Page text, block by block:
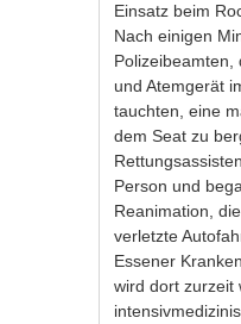
Einsatz beim
Nach einigen
Polizeibeamten,
und Atemgerät
tauchten, eine
dem Seat zu
Person und
Reanimation,
verletzte
Essener
wird dort zurzeit